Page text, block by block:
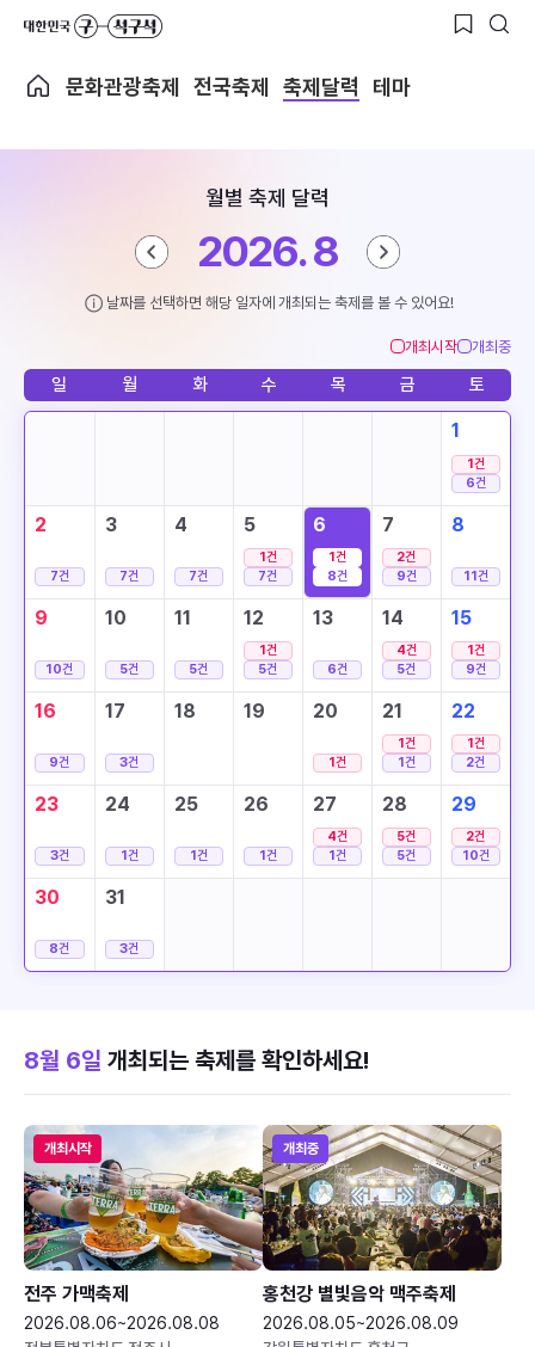
문화관광축제 전국축제 축제달력 테마
월별 축제 달력
2026. 8
날짜를 선택하면 해당 일자에 개최되는 축제를 볼 수 있어요!
개최시작 개최중
일 월 화 수 목 금 토
1
1건
6건
2
7건
3
7건
4
7건
5
1건
7건
6
1건
8건
7
2건
9건
8
11건
9
10건
10
5건
11
5건
12
1건
5건
13
6건
14
4건
5건
15
1건
9건
16
9건
17
3건
18 19 20
1건
21
1건
1건
22
1건
2건
23
3건
24
1건
25
1건
26
1건
27
4건
1건
28
5건
5건
29
2건
10건
30
8건
31
3건
8월 6일 개최되는 축제를 확인하세요!
개최시작
전주 가맥축제
2026.08.06~2026.08.08
개최중
홍천강 별빛음악 맥주축제
2026.08.05~2026.08.09